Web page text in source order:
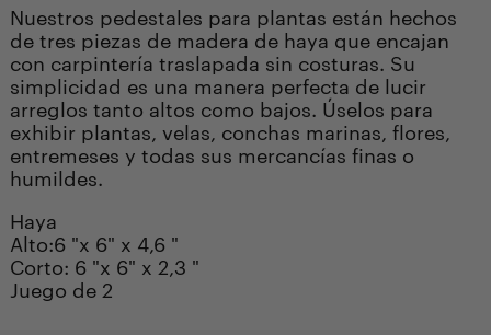
Nuestros pedestales para plantas están hechos
de tres piezas de madera de haya que encajan
con carpintería traslapada sin costuras. Su
simplicidad es una manera perfecta de lucir
arreglos tanto altos como bajos. Úselos para
exhibir plantas, velas, conchas marinas, flores,
entremeses y todas sus mercancías finas o
humildes.
Haya
Alto:6 "x 6" x 4,6 "
Corto: 6 "x 6" x 2,3 "
Juego de 2